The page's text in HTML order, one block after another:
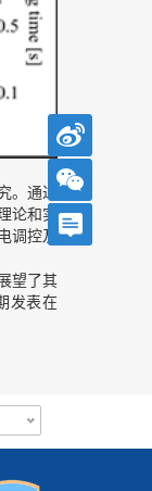
通过
和实
控及
望了其
发表在